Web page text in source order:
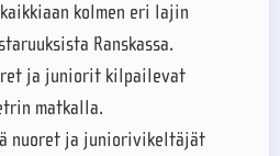
kolmen eri lajin
Ranskassa.
ja juniorit kilpailevat
matkalla.
nuoret ja juniorivikeltäjät